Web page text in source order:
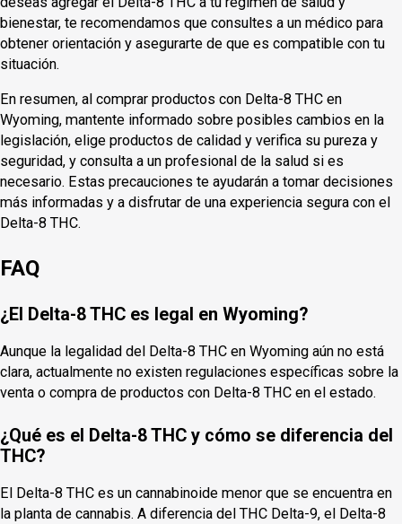
bienestar, te recomendamos que consultes a un médico para
obtener orientación y asegurarte de que es compatible con tu
situación.
En resumen, al comprar productos con Delta-8 THC en
Wyoming, mantente informado sobre posibles cambios en la
legislación, elige productos de calidad y verifica su pureza y
seguridad, y consulta a un profesional de la salud si es
necesario. Estas precauciones te ayudarán a tomar decisiones
más informadas y a disfrutar de una experiencia segura con el
Delta-8 THC.
FAQ
¿El Delta-8 THC es legal en Wyoming?
Aunque la legalidad del Delta-8 THC en Wyoming aún no está
clara, actualmente no existen regulaciones específicas sobre la
venta o compra de productos con Delta-8 THC en el estado.
¿Qué es el Delta-8 THC y cómo se diferencia del
THC?
El Delta-8 THC es un cannabinoide menor que se encuentra en
la planta de cannabis. A diferencia del THC Delta-9, el Delta-8